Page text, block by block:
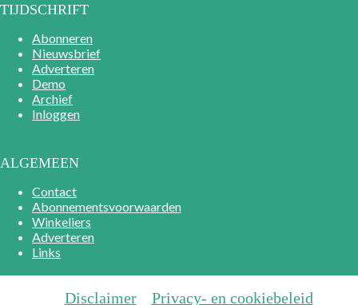
TIJDSCHRIFT
Abonneren
Nieuwsbrief
Adverteren
Demo
Archief
Inloggen
ALGEMEEN
Contact
Abonnementsvoorwaarden
Winkeliers
Adverteren
Links
Disclaimer
Privacy- en cookiebeleid